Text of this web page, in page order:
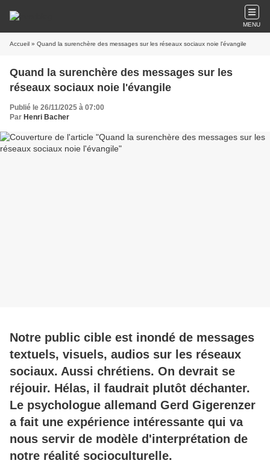
MENU
Accueil » Quand la surenchère des messages sur les réseaux sociaux noie l'évangile
Quand la surenchère des messages sur les
réseaux sociaux noie l'évangile
Publié le 26/11/2025 à 07:00
Par Henri Bacher
Notre public cible est inondé de messages
textuels, visuels, audios sur les réseaux
sociaux. Aussi chrétiens. On devrait se
réjouir. Hélas, il faudrait plutôt déchanter.
Le psychologue allemand Gerd Gigerenzer
a fait une expérience intéressante qui va
nous servir de modèle d'interprétation de
notre réalité socioculturelle.